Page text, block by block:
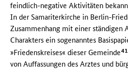
feindlich-negative Aktivitäten
In der Samariterkirche in Berlin-
Zusammenhang mit einer ständigen
Charakters ein sogenanntes
»Friedenskreises« dieser Gemeinde41
von Auffassungen des Arztes und